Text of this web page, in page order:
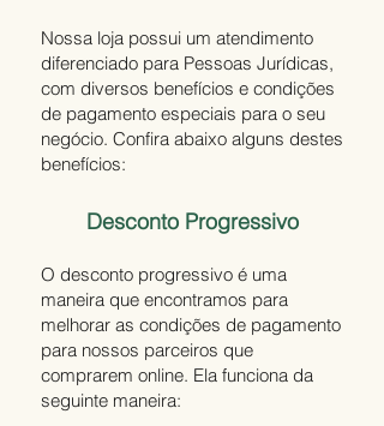
Nossa loja possui um atendimento
diferenciado para Pessoas Jurídicas,
com diversos benefícios e condições
de pagamento especiais para o seu
negócio. Confira abaixo alguns destes
benefícios:
Desconto Progressivo
O desconto progressivo é uma
maneira que encontramos para
melhorar as condições de pagamento
para nossos parceiros que
comprarem online. Ela funciona da
seguinte maneira: